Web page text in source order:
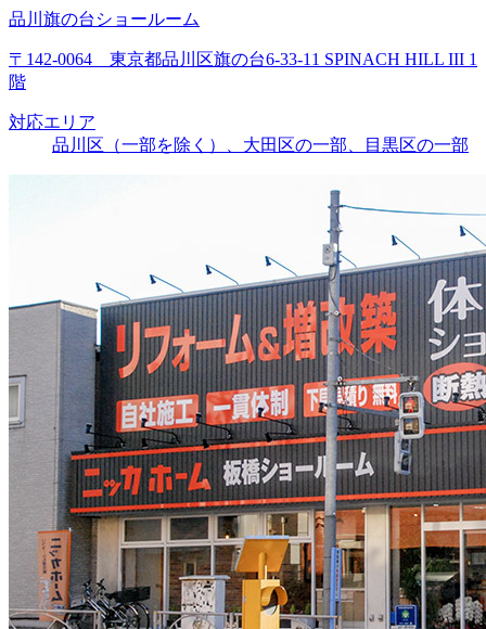
品川旗の台ショールーム
〒142-0064 東京都品川区旗の台6-33-11 SPINACH HILL III 1
階
対応エリア
品川区（一部を除く）、大田区の一部、目黒区の一部